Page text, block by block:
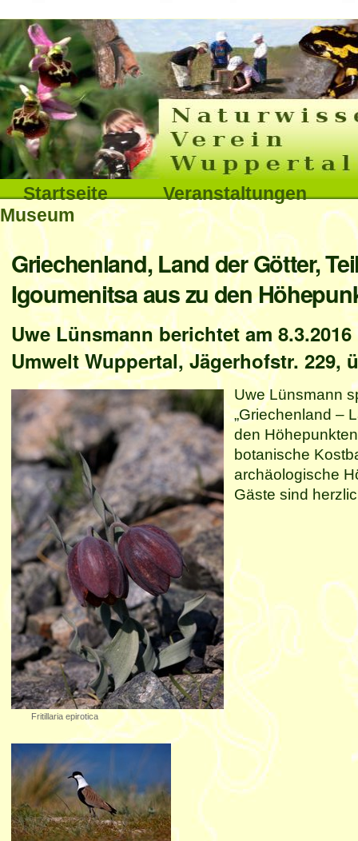
Direkt
zum
Inhalt
|
Direkt
zur
Navigation
Sektionen
Startseite
Veranstaltungen
Museum
Benutzerspezifische
Werkzeuge
Interna
Griechenland, Land der Götter,
Igoumenitsa aus zu den
Uwe Lünsmann berichtet am
Umwelt Wuppertal, Jägerhofstr. 229,
Fritillaria epirotica
Uwe Lünsmann
„Griechenland –
den
botanische
archäologische
Gäste sind